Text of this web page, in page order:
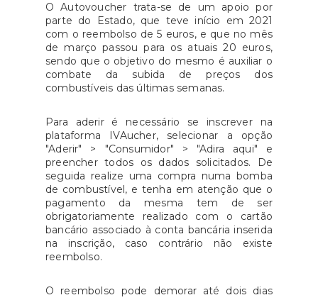
O Autovoucher trata-se de um apoio por
parte do Estado, que teve início em 2021
com o reembolso de 5 euros, e que no mês
de março passou para os atuais 20 euros,
sendo que o objetivo do mesmo é auxiliar o
combate da subida de preços dos
combustíveis das últimas semanas.
Para aderir é necessário se inscrever na
plataforma IVAucher, selecionar a opção
"Aderir" > "Consumidor" > "Adira aqui" e
preencher todos os dados solicitados. De
seguida realize uma compra numa bomba
de combustível, e tenha em atenção que o
pagamento da mesma tem de ser
obrigatoriamente realizado com o cartão
bancário associado à conta bancária inserida
na inscrição, caso contrário não existe
reembolso.
O reembolso pode demorar até dois dias